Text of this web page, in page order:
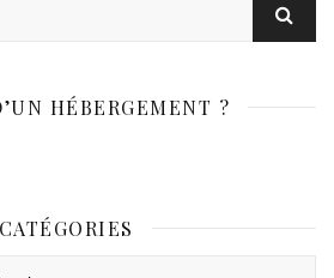
HÉBERGEMENT ?
CATÉGORIES